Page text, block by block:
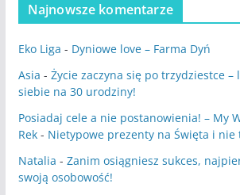
Najnowsze komentarze
Eko Liga - Dyniowe love – Farma Dyń
Asia - Życie zaczyna się po trzydziestce –
siebie na 30 urodziny!
Posiadaj cele a nie postanowienia! – My
Rek- Nietypowe prezenty na Święta i nie
Natalia - Zanim osiągniesz sukces,
swoją osobowość!